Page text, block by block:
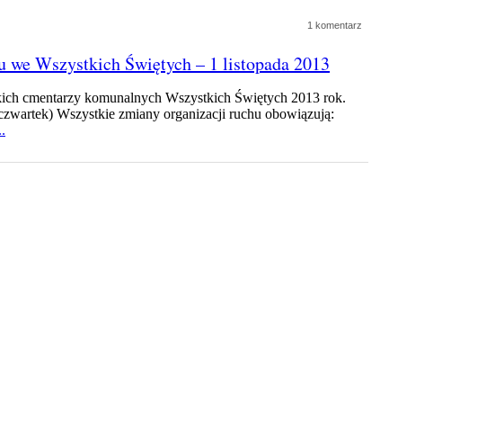
1 komentarz
we Wszystkich Świętych – 1 listopada 2013
cmentarzy komunalnych Wszystkich Świętych 2013 rok.
Wszystkie zmiany organizacji ruchu obowiązują: